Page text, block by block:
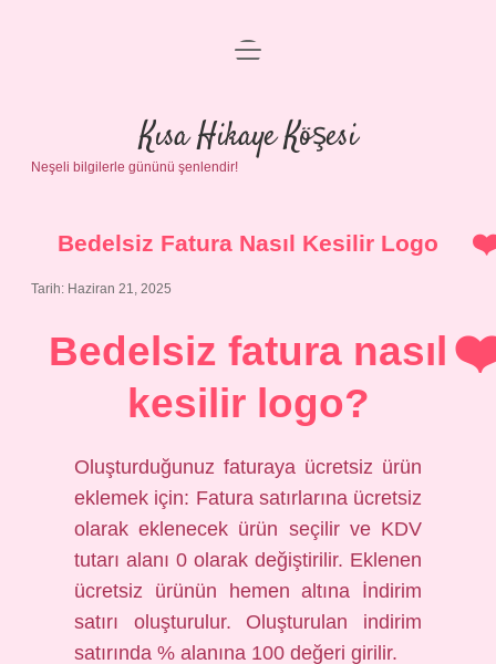
Anasayfa
Gizlilik Politikası
Yasal Uyarı
menüyü
Kısa Hikaye Köşesi
Neşeli bilgilerle gününü şenlendir!
Bedelsiz Fatura Nasıl Kesilir Logo
Tarih: Haziran 21, 2025
Bedelsiz fatura nasıl
kesilir logo?
Oluşturduğunuz faturaya ücretsiz ürün
eklemek için: Fatura satırlarına ücretsiz
olarak eklenecek ürün seçilir ve KDV
tutarı alanı 0 olarak değiştirilir. Eklenen
ücretsiz ürünün hemen altına İndirim
satırı oluşturulur. Oluşturulan indirim
satırında % alanına 100 değeri girilir.